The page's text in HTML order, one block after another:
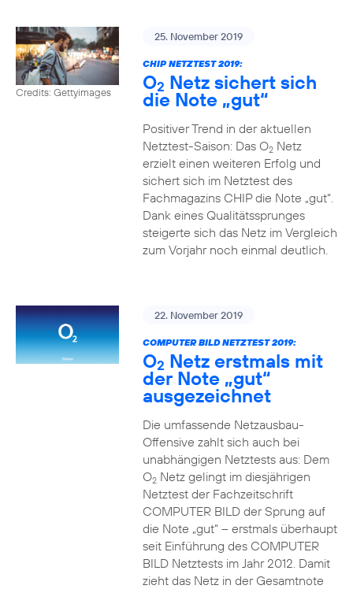
Credits: Gettyimages
25. November 2019
CHIP NETZTEST 2019:
O2 Netz sichert sich
die Note „gut“
Positiver Trend in der aktuellen
Netztest-Saison: Das O2Netz
erzielt einen weiteren Erfolg und
sichert sich im Netztest des
Fachmagazins CHIP die Note „gut“.
Dank eines Qualitätssprunges
steigerte sich das Netz im Vergleich
zum Vorjahr noch einmal deutlich.
22. November 2019
COMPUTER BILD NETZTEST 2019:
O2 Netz erstmals mit
der Note „gut“
ausgezeichnet
Die umfassende Netzausbau-
Offensive zahlt sich auch bei
unabhängigen Netztests aus: Dem
O2Netz gelingt im diesjährigen
Netztest der Fachzeitschrift
COMPUTER BILD der Sprung auf
die Note „gut“ – erstmals überhaupt
seit Einführung des COMPUTER
BILD Netztests im Jahr 2012. Damit
zieht das Netz in der Gesamtnote